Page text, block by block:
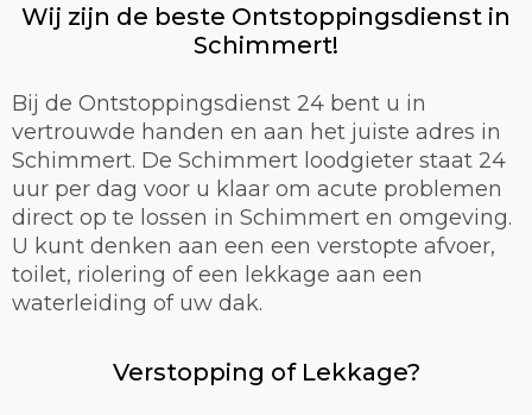
Wij zijn de beste Ontstoppingsdienst in
Schimmert!
Bij de Ontstoppingsdienst 24 bent u in
vertrouwde handen en aan het juiste adres in
Schimmert. De Schimmert loodgieter staat 24
uur per dag voor u klaar om acute problemen
direct op te lossen in Schimmert en omgeving.
U kunt denken aan een een verstopte afvoer,
toilet, riolering of een lekkage aan een
waterleiding of uw dak.
Verstopping of Lekkage?